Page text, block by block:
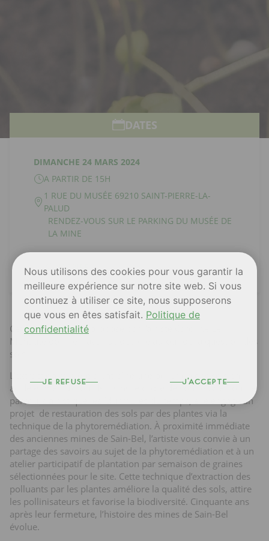
DATES
DIMANCHE 24 MARS 2024
A PARTIR DE 15H
1 RUE DU MUSÉE 69210 SAINT-PIERRE-LA-
PALUD
RENDEZ-VOUS SUR LE PARKING DU MUSÉE DE
LA MINE
s'inscrire
Cet atelier vous est proposé par l’artiste Caroline Le
Méhauté dont le travail se déploie autour de la question des
sols.
L’extraction minière a entraîné une pollution des sols en
acide et métaux lourds. Dans le cadre de son œuvre pour le
parcours artistique les Murmures du temps, elle engage un
projet de restauration des sols par des plantes via la
technique de la phytoremédiation. À proximité immédiate
des anciennes mines de Sain-Bel, l’artiste vous convie à un
partage des savoirs au sujet de la phytoremédiation et à un
atelier participatif de plantation par semaison de graines
sélectionnées pour le site. Cette technique d’extraction des
polluants par les plantes améliore la qualité des sols, attire
les pollinisateurs et favorise la biodiversité. Cinquante ans
après leur fermeture, l’histoire des mines de Sain-Bel
évolue.
Nous utilisons des cookies pour vous garantir la
meilleure expérience sur notre site web. Si vous
continuez à utiliser ce site, nous supposerons
que vous en êtes satisfait. Politique de
confidentialité
j'accepte
je refuse